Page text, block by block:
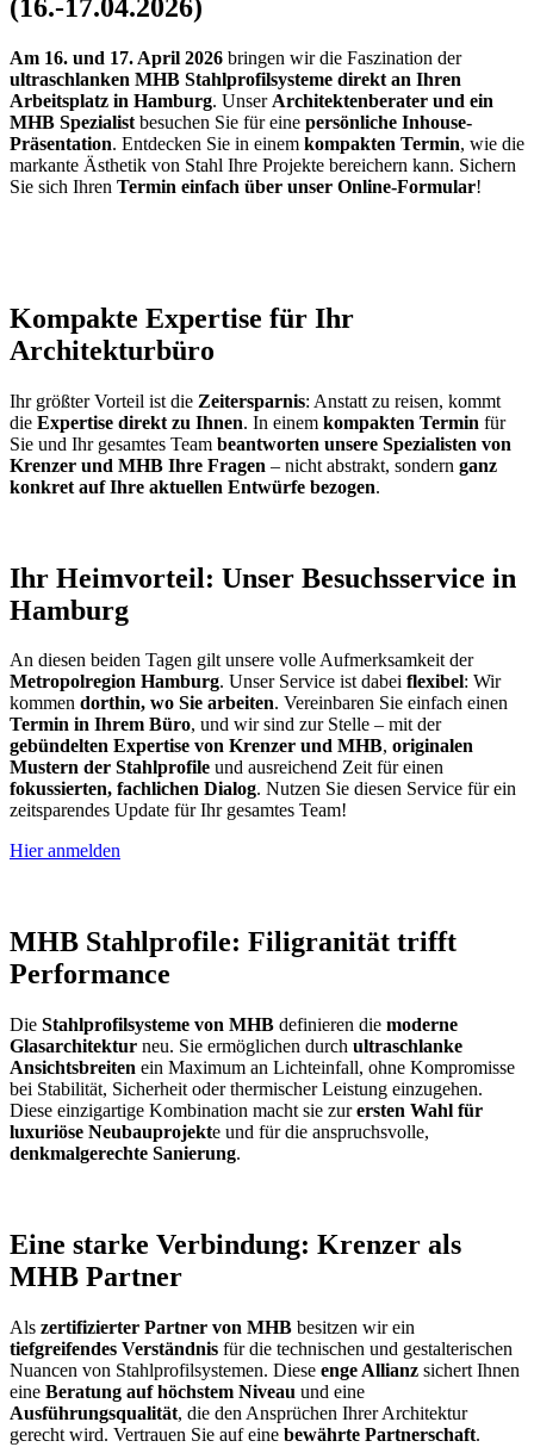
(16.-17.04.2026)
Am 16. und 17. April 2026 bringen wir die Faszination der
ultraschlanken MHB Stahlprofilsysteme direkt an Ihren
Arbeitsplatz in Hamburg. Unser Architektenberater und ein
MHB Spezialist besuchen Sie für eine persönliche Inhouse-
Präsentation. Entdecken Sie in einem kompakten Termin, wie die
markante Ästhetik von Stahl Ihre Projekte bereichern kann. Sichern
Sie sich Ihren Termin einfach über unser Online-Formular!
Kompakte Expertise für Ihr
Architekturbüro
Ihr größter Vorteil ist die Zeitersparnis: Anstatt zu reisen, kommt
die Expertise direkt zu Ihnen. In einem kompakten Termin für
Sie und Ihr gesamtes Team beantworten unsere Spezialisten von
Krenzer und MHB Ihre Fragen – nicht abstrakt, sondern ganz
konkret auf Ihre aktuellen Entwürfe bezogen.
Ihr Heimvorteil: Unser Besuchsservice in
Hamburg
An diesen beiden Tagen gilt unsere volle Aufmerksamkeit der
Metropolregion Hamburg. Unser Service ist dabei flexibel: Wir
kommen dorthin, wo Sie arbeiten. Vereinbaren Sie einfach einen
Termin in Ihrem Büro, und wir sind zur Stelle – mit der
gebündelten Expertise von Krenzer und MHB, originalen
Mustern der Stahlprofile und ausreichend Zeit für einen
fokussierten, fachlichen Dialog. Nutzen Sie diesen Service für ein
zeitsparendes Update für Ihr gesamtes Team!
Hier anmelden
MHB Stahlprofile: Filigranität trifft
Performance
Die Stahlprofilsysteme von MHB definieren die moderne
Glasarchitektur neu. Sie ermöglichen durch ultraschlanke
Ansichtsbreiten ein Maximum an Lichteinfall, ohne Kompromisse
bei Stabilität, Sicherheit oder thermischer Leistung einzugehen.
Diese einzigartige Kombination macht sie zurersten Wahl für
luxuriöse Neubauprojekte und für die anspruchsvolle,
denkmalgerechte Sanierung.
Eine starke Verbindung: Krenzer als
MHB Partner
Als zertifizierter Partner von MHB besitzen wir ein
tiefgreifendes Verständnis für die technischen und gestalterischen
Nuancen von Stahlprofilsystemen. Diese enge Allianz sichert Ihnen
eine Beratung auf höchstem Niveau und eine
Ausführungsqualität, die den Ansprüchen Ihrer Architektur
gerecht wird. Vertrauen Sie auf eine bewährte Partnerschaft.